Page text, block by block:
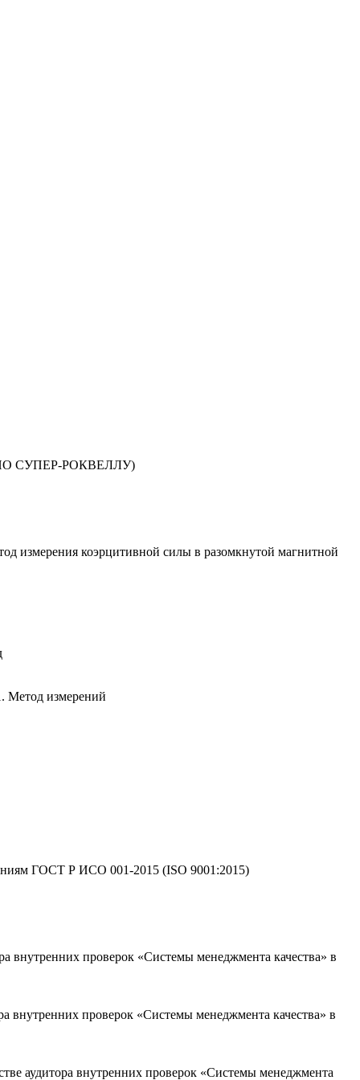
СУПЕР-РОКВЕЛЛУ)
коэрцитивной силы в разомкнутой магнитной
измерений
ГОСТ Р ИСО 001-2015 (ISO 9001:2015)
проверок «Системы менеджмента качества» в
проверок «Системы менеджмента качества» в
аудитора внутренних проверок «Системы менеджмента